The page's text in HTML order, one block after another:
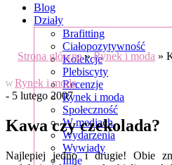
Blog
Działy
Brafitting
Ciałopozytywność
Kolekcje
Plebiscyty
Recenzje
Rynek i moda
Społeczność
W mediach
Wydarzenia
Wywiady
Inne
Strona główna»Rynek i moda »
W Rynek i moda
- 5 lutego 2007
Kawa czy czekolada?
Najlepiej jedno i drugie! Obie